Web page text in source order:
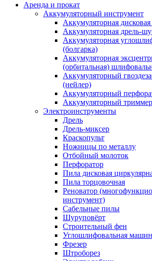
Аренда и прокат
Аккумуляторный инструмент
Аккумуляторная
Аккумуляторная дрель-
Аккумуляторная
(болгарка)
Аккумуляторная
(орбитальная)
Аккумуляторный
(нейлер)
Аккумуляторный
Аккумуляторный триммер
Электроинструменты
Дрель
Дрель-миксер
Краскопульт
Ножницы по металлу
Отбойный молоток
Перфоратор
Пила дисковая
Пила торцовочная
Реноватор
инструмент)
Сабельные пилы
Шуруповёрт
Строительный фен
Углошлифовальная
Фрезер
Штроборез